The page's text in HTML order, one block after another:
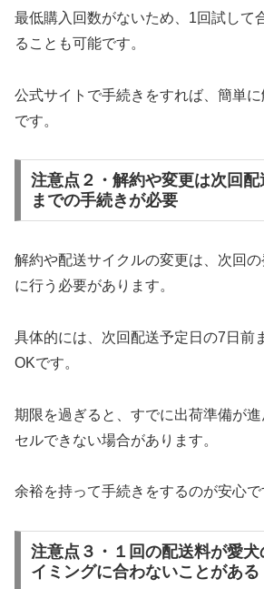
最低購入回数がないため、1回試して
ることも可能です。
公式サイトで手続きをすれば、簡単
です。
注意点２・解約や変更は次回配
までの手続きが必要
解約や配送サイクルの変更は、次回
に行う必要があります。
具体的には、次回配送予定日の7日前
OKです。
期限を過ぎると、すでに出荷準備が
セルできない場合があります。
余裕を持って手続きをするのが安心で
注意点３・１回の配送料が愛犬
イミングに合わないことがある